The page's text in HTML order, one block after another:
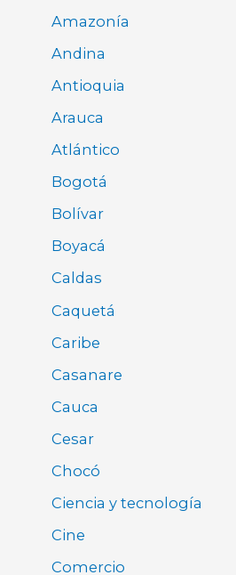
Amazonía
Andina
Antioquia
Arauca
Atlántico
Bogotá
Bolívar
Boyacá
Caldas
Caquetá
Caribe
Casanare
Cauca
Cesar
Chocó
Ciencia y tecnología
Cine
Comercio